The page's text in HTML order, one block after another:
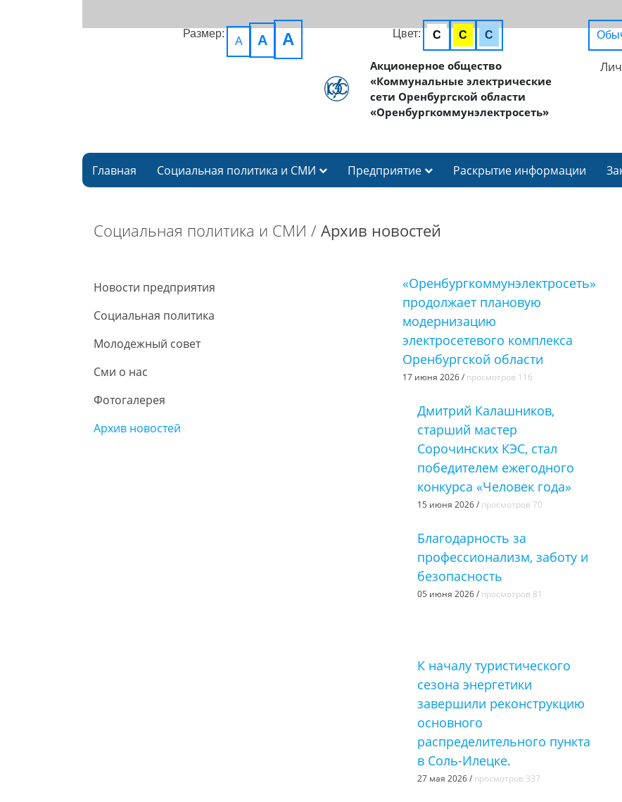
Размер:
A A A Цвет: C C C
Акционерное общество
«Коммунальные электрические
сети Оренбургской области
«Оренбургкоммунэлектросеть»
Главная Социальная политика и СМИ Предприятие Раскрытие информации
Социальная политика и СМИ / Архив новостей
Новости предприятия
Социальная политика
Молодежный совет
Сми о нас
Фотогалерея
Архив новостей
«Оренбургкоммунэлектросеть»
продолжает плановую
модернизацию
электросетевого комплекса
Оренбургской области
17 июня 2026 / просмотров 116
Дмитрий Калашников,
старший мастер
Сорочинских КЭС, стал
победителем ежегодного
конкурса «Человек года»
15 июня 2026 / просмотров 70
Благодарность за
профессионализм, заботу и
безопасность
05 июня 2026 / просмотров 81
К началу туристического
сезона энергетики
завершили реконструкцию
основного
распределительного пункта
в Соль-Илецке.
27 мая 2026 / просмотров 337